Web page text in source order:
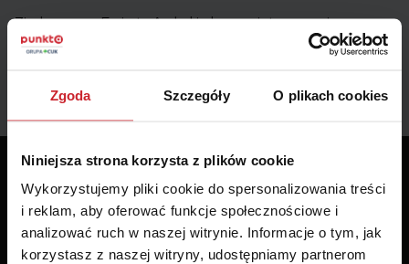
Zgoda Szczegóły O plikach cookies
Niniejsza strona korzysta z plików cookie
Wykorzystujemy pliki cookie do spersonalizowania treści
i reklam, aby oferować funkcje społecznościowe i
analizować ruch w naszej witrynie. Informacje o tym, jak
korzystasz z naszej witryny, udostępniamy partnerom
Zjednoczone Emiraty Arabskie kuszą nietypowymi
atrakcjami, a chętnych na wycieczki po ich terenie […]